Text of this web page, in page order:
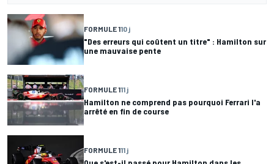
FORMULE 110 j
"Des erreurs qui coûtent un titre" : Hamilton sur
une mauvaise pente
FORMULE 111 j
Hamilton ne comprend pas pourquoi Ferrari l'a
arrêté en fin de course
FORMULE 111 j